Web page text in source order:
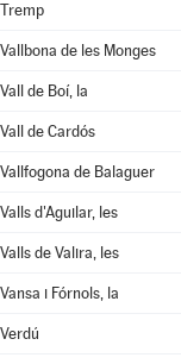
Tremp
Vallbona de les Monges
Vall de Boí, la
Vall de Cardós
Vallfogona de Balaguer
Valls d'Aguilar, les
Valls de Valira, les
Vansa i Fórnols, la
Verdú